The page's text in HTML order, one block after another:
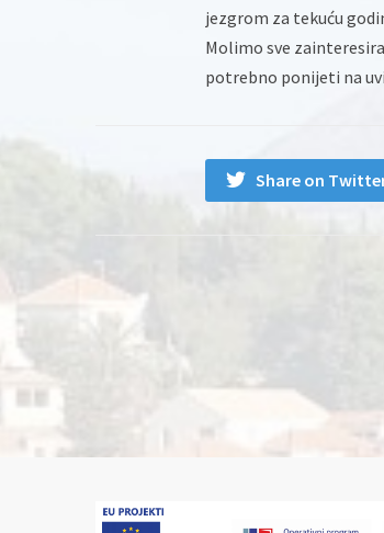
jezgrom za tekuću
Molimo sve
potrebno ponijeti na
Share on